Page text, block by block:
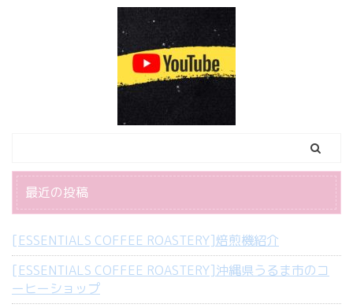
最近の投稿
[ESSENTIALS COFFEE ROASTERY]焙煎機紹介
[ESSENTIALS COFFEE ROASTERY]沖縄県うるま市のコ
ーヒーショップ